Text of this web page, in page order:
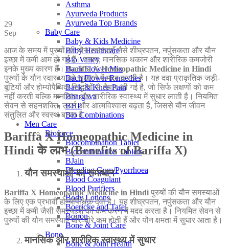
Asthma
Ayurveda Products
Ayurveda Top Brands
Baby Care
Baby & Kids Medicine
Baby Healthcare
Bio Valley
Bach Flower Mix
Bach Flower Remedies
Back & Knee Pain
Bhargava
BHP
Bio Combinations
Men Care
Bioforce
Biocombination Tablet
Biocombination Tablets
BJain
Bleeding Gum/Pyorrhoea
Blood Coagulant
Blood Purifiers
Body Lotions
Boericke and Tafel
Boiron
Bone & Joint Care
Bone
Bone & Joint Health
29
Sep
आज के समय में पुरुषों की यौन समस्याएँ जैसे शीघ्रपतन, नपुंसकता और यौन
इच्छा में कमी आम हो गई हैं। तनाव, मानसिक थकान और शारीरिक कमजोरी
इनके मुख्य कारण हैं।Bariffa X Homeopathic Medicine in Hindi
पुरुषों के यौन स्वास्थ्य को सुधारने में मदद करती है। यह दवा प्राकृतिक जड़ी-
बूटियों और होम्योपैथिक सिद्धांतों से तैयार की गई है, जो सिर्फ लक्षणों को कम
नहीं करती बल्कि मानसिक और शारीरिक स्वास्थ्य में सुधार लाती है। नियमित
सेवन से सहनशक्ति, ऊर्जा और आत्मविश्वास बढ़ता है, जिससे यौन जीवन
संतुलित और स्वस्थ बनता है।
Bariffa X Homeopathic Medicine in
Hindi के लाभ (Benefits of Bariffa X)
यौन समस्याओं का समाधान
Bariffa X Homeopathic Medicine in Hindi पुरुषों की यौन समस्याओं
के लिए एक प्रभावी होम्योपैथिक दवा है। यह शीघ्रपतन, नपुंसकता और यौन
इच्छा में कमी जैसी समस्याओं को कम करने में मदद करता है। नियमित सेवन से
पुरुषों की यौन समस्याएँ धीरे-धीरे कम होती हैं और यौन क्षमता में सुधार आता है।
मानसिक और शारीरिक स्वास्थ्य में सुधार